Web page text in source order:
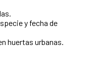
y fecha de
huertas urbanas.